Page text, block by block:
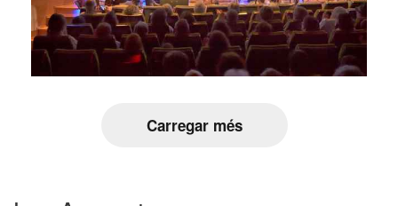
Carregar més